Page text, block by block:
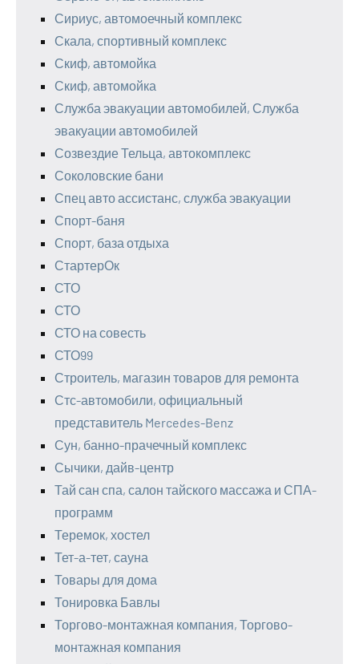
Сириус, автомоечный комплекс
Скала, спортивный комплекс
Скиф, автомойка
Скиф, автомойка
Служба эвакуации автомобилей, Служба
эвакуации автомобилей
Созвездие Тельца, автокомплекс
Соколовские бани
Спец авто ассистанс, служба эвакуации
Спорт-баня
Спорт, база отдыха
СтартерОк
СТО
СТО
СТО на совесть
СТО99
Строитель, магазин товаров для ремонта
Стс-автомобили, официальный
представитель Mercedes-Benz
Сун, банно-прачечный комплекс
Сычики, дайв-центр
Тай сан спа, салон тайского массажа и СПА-
программ
Теремок, хостел
Тет-а-тет, сауна
Товары для дома
Тонировка Бавлы
Торгово-монтажная компания, Торгово-
монтажная компания